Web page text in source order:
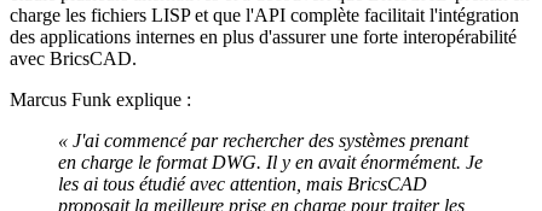
charge les fichiers LISP et que l'API complète facilitait l'intégration
des applications internes en plus d'assurer une forte interopérabilité
avec BricsCAD.
Marcus Funk explique :
« J'ai commencé par rechercher des systèmes prenant
en charge le format DWG. Il y en avait énormément. Je
les ai tous étudié avec attention, mais BricsCAD
proposait la meilleure prise en charge pour traiter les